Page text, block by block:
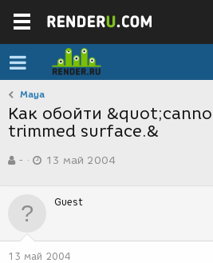
Maya
Как обойти
trimmed surface.&
в
р
м
-
а
д
13 май 2004
Guest
13 май 2004